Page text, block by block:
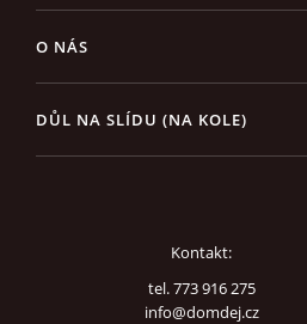
O NÁS
DŮL NA SLÍDU (NA KOLE)
Kontakt:
tel. 773 916 275
info@domdej.cz